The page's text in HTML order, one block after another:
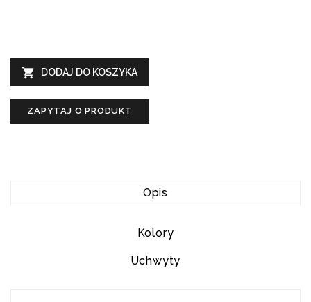
 DODAJ DO KOSZYKA
ZAPYTAJ O PRODUKT
Opis
Kolory
Uchwyty